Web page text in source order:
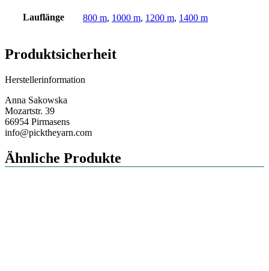
Lauflänge 800 m, 1000 m, 1200 m, 1400 m
Produktsicherheit
Herstellerinformation
Anna Sakowska
Mozartstr. 39
66954 Pirmasens
info@picktheyarn.com
Ähnliche Produkte